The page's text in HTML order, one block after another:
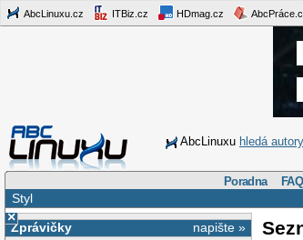
AbcLinuxu.cz ITBiz.cz HDmag.cz
AbcLinuxu hledá autory
Poradna FAQ
Styl
×
napište »
Zprávičky